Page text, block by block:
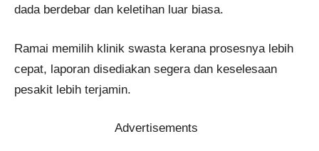
dada berdebar dan keletihan luar biasa.
Ramai memilih klinik swasta kerana prosesnya lebih
cepat, laporan disediakan segera dan keselesaan
pesakit lebih terjamin.
Advertisements